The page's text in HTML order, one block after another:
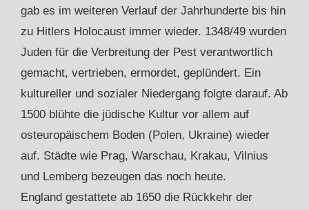
gab es im weiteren Verlauf der Jahrhunderte bis hin
zu Hitlers Holocaust immer wieder. 1348/49 wurden
Juden für die Verbreitung der Pest verantwortlich
gemacht, vertrieben, ermordet, geplündert. Ein
kultureller und sozialer Niedergang folgte darauf. Ab
1500 blühte die jüdische Kultur vor allem auf
osteuropäischem Boden (Polen, Ukraine) wieder
auf. Städte wie Prag, Warschau, Krakau, Vilnius
und Lemberg bezeugen das noch heute.
England gestattete ab 1650 die Rückkehr der